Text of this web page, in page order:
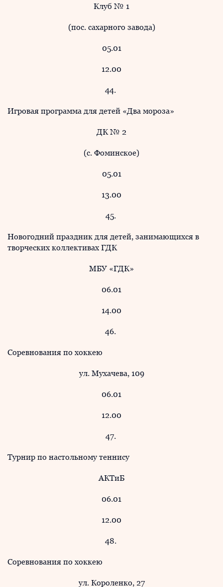
Клуб № 1
(пос. сахарного завода)
05.01
12.00
44.
Игровая программа для детей «Два мороза»
ДК № 2
(с. Фоминское)
05.01
13.00
45.
Новогодний праздник для детей, занимающихся в
творческих коллективах ГДК
МБУ «ГДК»
06.01
14.00
46.
Соревнования по хоккею
ул. Мухачева, 109
06.01
12.00
47.
Турнир по настольному теннису
АКТиБ
06.01
12.00
48.
Соревнования по хоккею
ул. Короленко, 27